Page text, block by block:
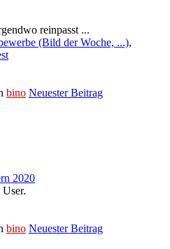
reinpasst ...
(Bild der Woche, ...),
bino Neuester Beitrag
2020
bino Neuester Beitrag